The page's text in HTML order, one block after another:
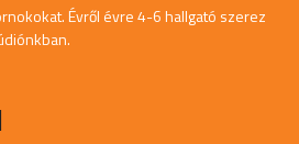
Évről évre 4-6 hallgató szerez